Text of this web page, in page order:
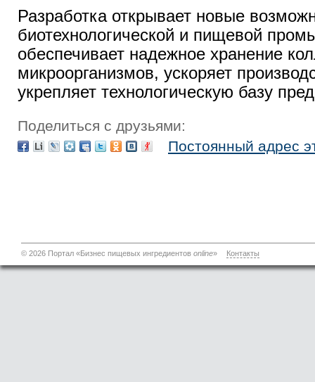
Разработка открывает новые
биотехнологической и пищевой
обеспечивает надежное хранение
микроорганизмов, ускоряет
укрепляет технологическую базу
Поделиться с друзьями:
Постоянный адрес
© 2026 Портал «Бизнес пищевых ингредиентов online» Контакты